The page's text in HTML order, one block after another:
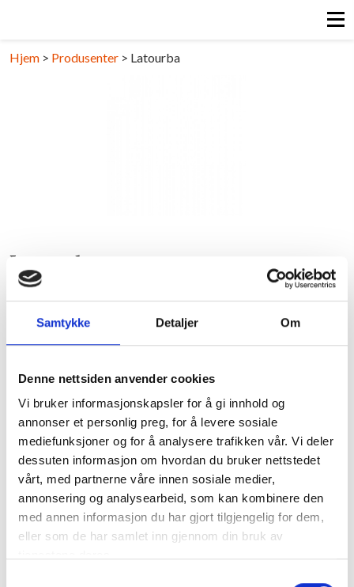
Samtykke Detaljer Om
Denne nettsiden anvender cookies
Vi bruker informasjonskapsler for å gi innhold og
annonser et personlig preg, for å levere sosiale
mediefunksjoner og for å analysere trafikken vår. Vi deler
dessuten informasjon om hvordan du bruker nettstedet
vårt, med partnerne våre innen sosiale medier,
annonsering og analysearbeid, som kan kombinere den
med annen informasjon du har gjort tilgjengelig for dem,
eller som de har samlet inn gjennom din bruk av
Hjem > Produsenter > Latourba
Latourba
LIBANON/BEKAA VALLEY
Last ned pdf
Med en fantastisk panoramautsikt ligger vingården
utsikt over Qaraoun demningen i Bekaa dalen.
Vinmarkene ligger mellom 900 - 1000 m.o.h. Her har de
45 hektar med land, hovedsaklig langs elven Latani i
Saghbine. Alle vinene deres er med druer fra egen
vingård. Latourba er også første vineri som laget
musserende vin i Libanon.